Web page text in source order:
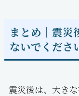
まとめ｜震災
ないでくださ
震災後は、大き